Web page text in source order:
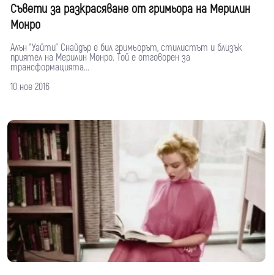
Съвети за разкрасяване от гримьора на Мерилин
Монро
Алън "Уайти" Снайдър е бил гримьорът, стилистът и близък
приятел на Мерилин Монро. Той е отговорен за
трансформацията...
10 ное 2016